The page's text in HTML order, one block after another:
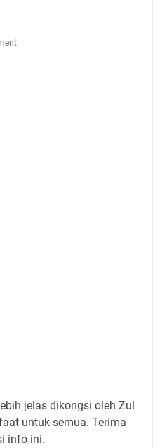
jelas dikongsi oleh Zul
untuk semua. Terima
info ini.